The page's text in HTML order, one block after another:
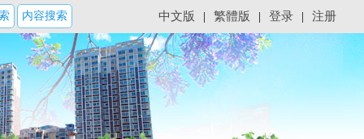
内容搜索 中文版 | 繁體版 | 登录 | 注册